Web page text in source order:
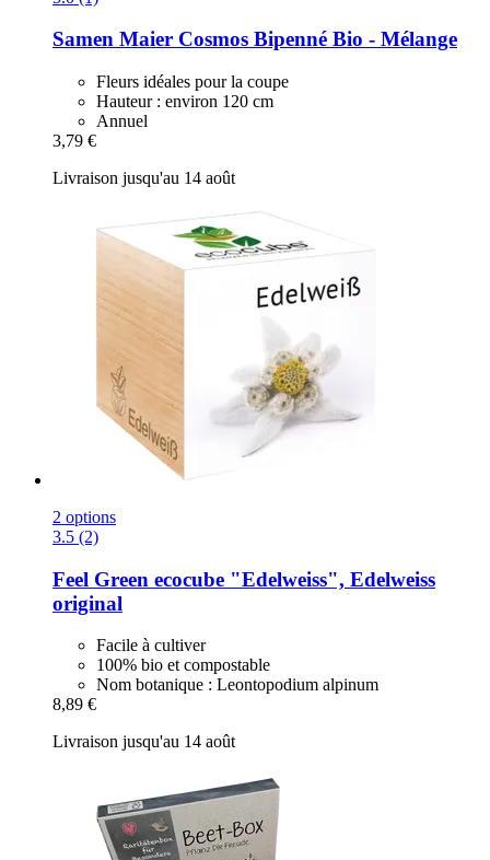
Samen Maier Cosmos Bipenné Bio -​ Mélange
Fleurs idéales pour la coupe
Hauteur : environ 120 cm
Annuel
3,79 €
Livraison jusqu'au 14 août
2 options
3.5 (2)
Feel Green ecocube "Edelweiss", Edelweiss
original
Facile à cultiver
100% bio et compostable
Nom botanique : Leontopodium alpinum
8,89 €
Livraison jusqu'au 14 août